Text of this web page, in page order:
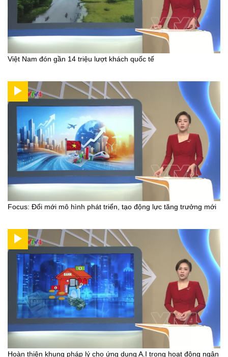
Việt Nam đón gần 14 triệu lượt khách quốc tế
Focus: Đổi mới mô hình phát triển, tạo động lực tăng trưởng mới
Hoàn thiện khung pháp lý cho ứng dụng A.I trong hoạt động ngân